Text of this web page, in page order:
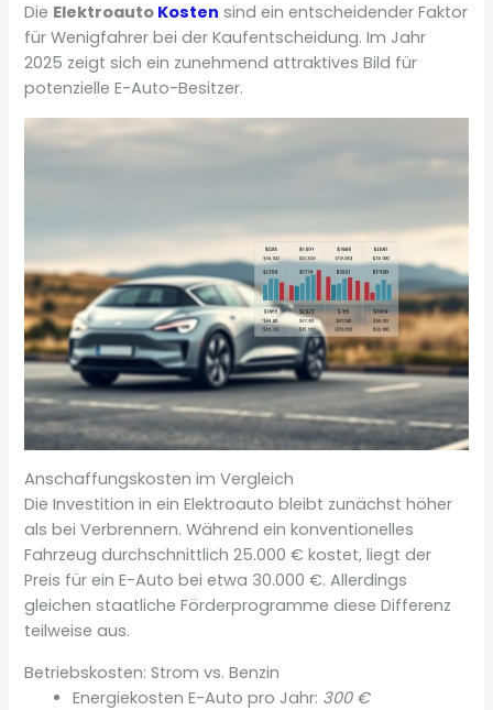
Die Elektroauto Kosten sind ein entscheidender Faktor
für Wenigfahrer bei der Kaufentscheidung. Im Jahr
2025 zeigt sich ein zunehmend attraktives Bild für
potenzielle E-Auto-Besitzer.
Anschaffungskosten im Vergleich
Die Investition in ein Elektroauto bleibt zunächst höher
als bei Verbrennern. Während ein konventionelles
Fahrzeug durchschnittlich 25.000 € kostet, liegt der
Preis für ein E-Auto bei etwa 30.000 €. Allerdings
gleichen staatliche Förderprogramme diese Differenz
teilweise aus.
Betriebskosten: Strom vs. Benzin
Energiekosten E-Auto pro Jahr: 300 €